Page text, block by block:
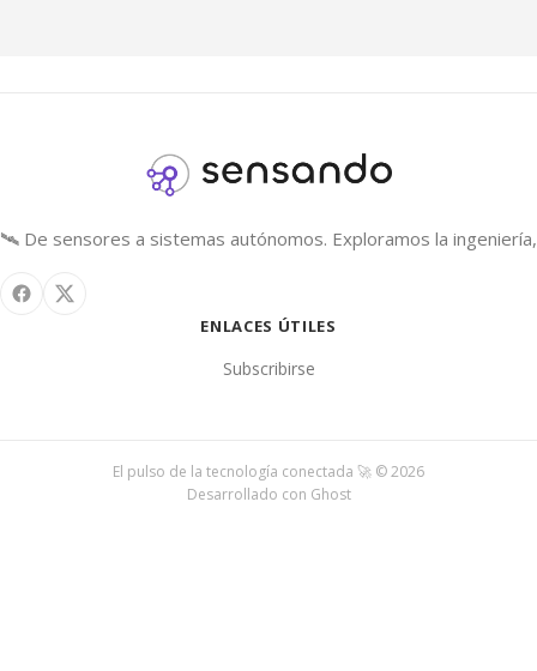
🛰️ De sensores a sistemas autónomos. Exploramos la
ENLACES ÚTILES
Subscribirse
El pulso de la tecnología conectada 🚀 © 2026
Desarrollado con Ghost